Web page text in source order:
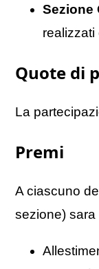
Sezione
Quote di
La
Premi
A ciascuno
sezione)